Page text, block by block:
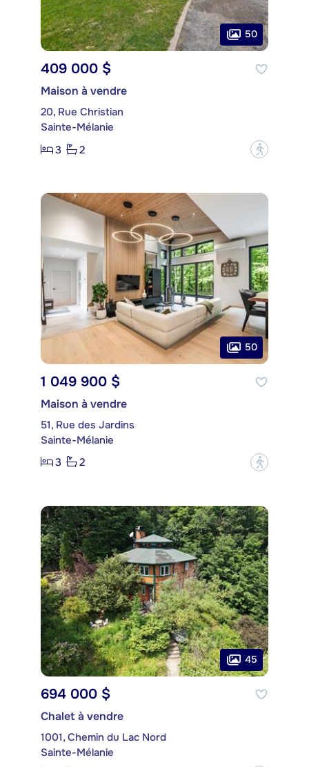
50
409 000 $
Maison à vendre
20, Rue Christian
Sainte-Mélanie
3
2 ?
50
1 049 900 $
Maison à vendre
51, Rue des Jardins
Sainte-Mélanie
3
2 ?
45
694 000 $
Chalet à vendre
1001, Chemin du Lac Nord
Sainte-Mélanie